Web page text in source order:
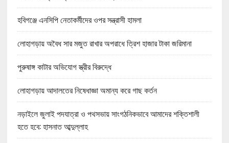
হবিগঞ্জে এনসিপি নেতাকর্মীদের ওপর সন্ত্রাসী হামলা
লোহাগড়ায় অবৈধ সার মজুত রাখার অপরাধে ত্রিশ হাজার টাকা জরিমানা
পুরুষাঙ্গ কাটার অভিযোগ স্ত্রীর বিরুদ্ধে
লোহাগড়ায় আদালতের নিষেধাজ্ঞা অমান্য করে গাছ কর্তন
নড়াইলে জুলাই পদযাত্রা ও পথসভায় সাংগঠনিকভাবে আমাদের শক্তিশালী
হতে হবে: হাসনাত আব্দুল্লাহ